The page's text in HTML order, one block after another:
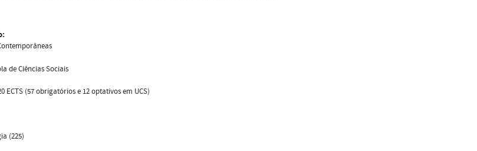
de Ciências Sociais
ECTS (57 obrigatórios e 12 optativos em UCS)
(225)